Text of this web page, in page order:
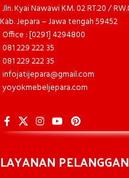
Jln. Kyai Nawawi KM. 02 RT.20 /
Kab. Jepara – Jawa tengah 59452
Office : [0291] 4294800
081 229 222 35
081 229 222 35
infojatijepara@gmail.com
yoyokmebeljepara.com
LAYANAN PELANGGAN